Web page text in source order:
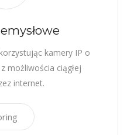
kamery IP o
możliwościa ciągłej
internet.